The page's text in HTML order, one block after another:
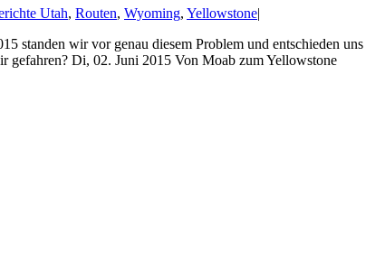
Utah, Routen, Wyoming, Yellowstone|
standen wir vor genau diesem Problem und entschieden uns
gefahren? Di, 02. Juni 2015 Von Moab zum Yellowstone